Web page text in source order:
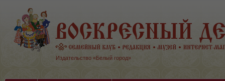
Издательство «Белый город»